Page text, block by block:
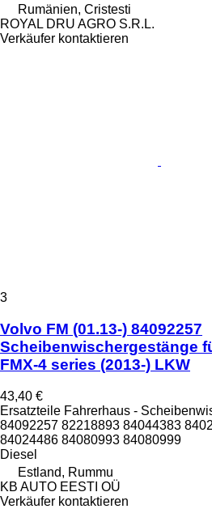
Rumänien, Cristesti
ROYAL DRU AGRO S.R.L.
Verkäufer kontaktieren
3
Volvo FM (01.13-) 84092257
Scheibenwischergestänge
FMX-4 series (2013-) LKW
43,40 €
Ersatzteile Fahrerhaus -
84092257 82218893 84044383
84024486 84080993 84080999
Diesel
Estland, Rummu
KB AUTO EESTI OÜ
Verkäufer kontaktieren